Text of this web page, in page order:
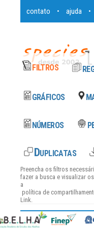
contato • ajuda •
Preencha os filtros
fazer a busca e visualizar
a
política de
Link.